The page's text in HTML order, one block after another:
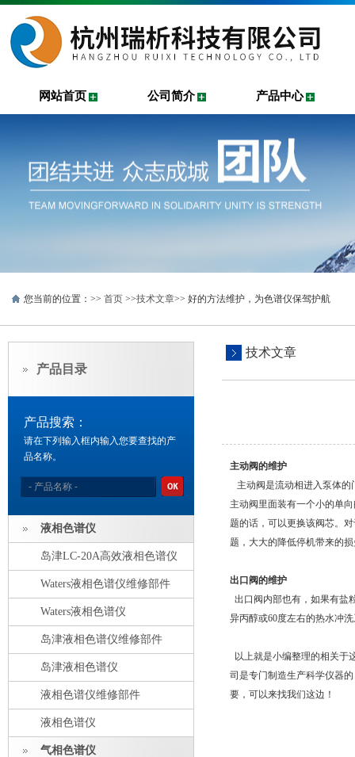
网站首页 公司简介 产品中心
您当前的位置：>> 首页 >>技术文章>> 好的方法维护，为色谱仪保驾护航
产品目录
产品搜索：
请在下列输入框内输入您要查找的产
品名称。
液相色谱仪
岛津LC-20A高效液相色谱仪
Waters液相色谱仪维修部件
Waters液相色谱仪
岛津液相色谱仪维修部件
岛津液相色谱仪
液相色谱仪维修部件
液相色谱仪
气相色谱仪
技术文章
主动阀的维护
主动阀是流动相进入泵体的
主动阀里面装有一个小的单
题的话，可以更换该阀芯。
题，大大的降低停机带来的
出口阀的维护
出口阀内部也有，如果有盐
异丙醇或60度左右的热水冲
以上就是小编整理的相关于
司是专门制造生产科学仪器
要，可以来找我们这边！